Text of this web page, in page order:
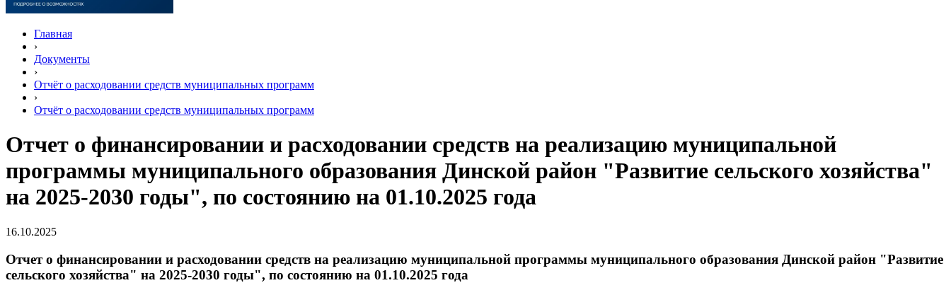
Главная
›
Документы
›
Отчёт о расходовании средств муниципальных программ
›
Отчёт о расходовании средств муниципальных программ
Отчет о финансировании и расходовании средств на реализацию муниципальной
программы муниципального образования Динской район "Развитие сельского хозяйства"
на 2025-2030 годы", по состоянию на 01.10.2025 года
16.10.2025
Отчет о финансировании и расходовании средств на реализацию муниципальной программы муниципального образования Динской район "Развитие
сельского хозяйства" на 2025-2030 годы", по состоянию на 01.10.2025 года